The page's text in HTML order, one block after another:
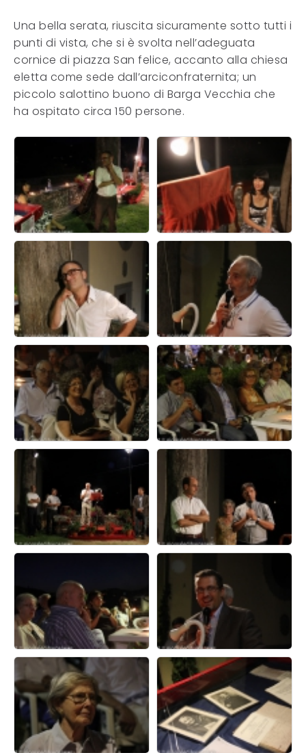
Una bella serata, riuscita sicuramente sotto tutti i
punti di vista, che si è svolta nell’adeguata
cornice di piazza San felice, accanto alla chiesa
eletta come sede dall’arciconfraternita; un
piccolo salottino buono di Barga Vecchia che
ha ospitato circa 150 persone.